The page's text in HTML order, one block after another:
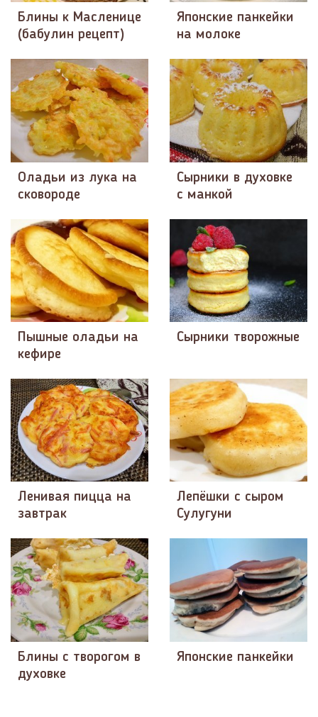
Блины к Масленице
(бабулин рецепт)
​Японские панкейки
на молоке
Оладьи из лука на
сковороде
Сырники в духовке
с манкой
Пышные оладьи на
кефире
Сырники творожные
Ленивая пицца на
завтрак
Лепёшки с сыром
Сулугуни
Блины с творогом в
духовке
Японские панкейки